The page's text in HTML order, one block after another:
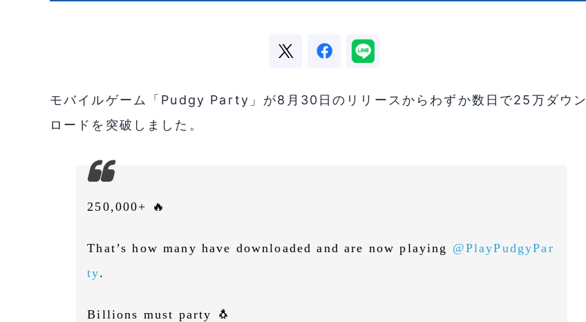
モバイルゲーム「Pudgy Party」が8月30日のリリースからわずか数日で25万ダウン
ロードを突破しました。
250,000+ 🔥
That’s how many have downloaded and are now playing @PlayPudgyPar
ty.
Billions must party 🐧